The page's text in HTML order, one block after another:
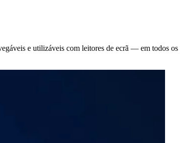
e utilizáveis com leitores de ecrã — em todos